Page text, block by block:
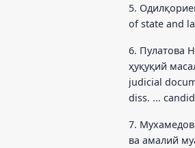
5.
of state and
6. Пулатова
ҳуқуқий
judicial
diss. ...
7.
ва амалий